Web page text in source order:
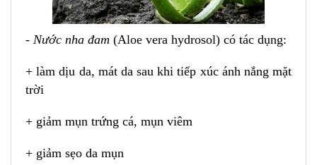
- Nước nha đam (Aloe vera hydrosol) có tác dụng:
+làm dịu da, mát da sau khi tiếp xúc ánh nắng mặt
trời
+ giảm mụn trứng cá, mụn viêm
+ giảm sẹo da mụn